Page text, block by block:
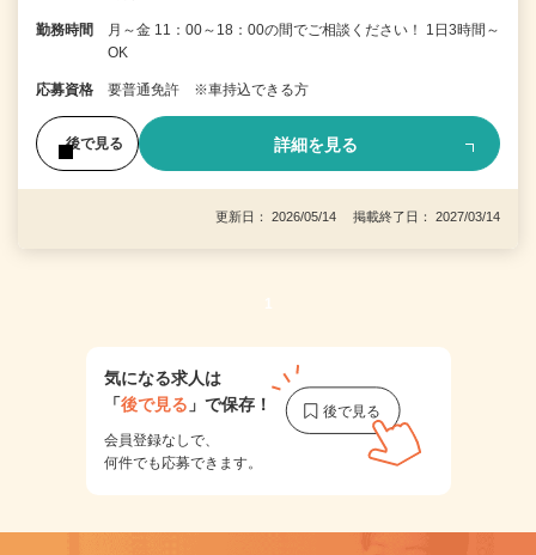
勤務時間
月～金 11：00～18：00の間でご相談ください！ 1日3時間～
OK
応募資格 要普通免許 ※車持込できる方
後で見る 詳細を見る
更新日： 2026/05/14 掲載終了日： 2027/03/14
1
気になる求人は
「後で見る 」で保存！
会員登録なしで、
何件でも応募できます。